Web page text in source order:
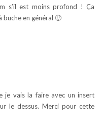
s’il est moins profond ! Ça
en général 🙂
je vais la faire avec un insert
le dessus. Merci pour cette